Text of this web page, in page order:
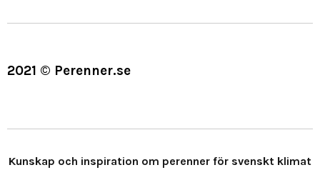
2021 © Perenner.se
Kunskap och inspiration om perenner för svenskt klimat